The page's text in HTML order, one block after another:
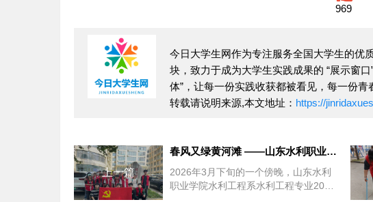
969
今日大学生网作为专注服务全国大学生的优
块，致力于成为大学生实践成果的 “展示窗
体”，让每一份实践收获都被看见，每一份青
转载请说明来源,本文地址： https://
上一篇
春风又绿黄河滩 ——山东水利职业学院2026年春季志愿者服务
2026年3月下旬的一个傍晚，山东水利
职业学院水利工程系水利工程专业2024